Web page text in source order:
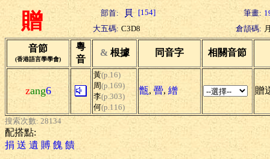
贈 部首: [154] 筆畫:
大五碼: C3D8 倉頡碼:
音節
(香港語言學學會)
粵
音
& 根據 同音字 相關音節
zang6
黃(p.16)
周(p.169)
李(p.303)
何(p.116)
甑, 罾, 繒 贈
搜索次數: 28134
配搭點:
捐 送 遺 賻 餽 饋